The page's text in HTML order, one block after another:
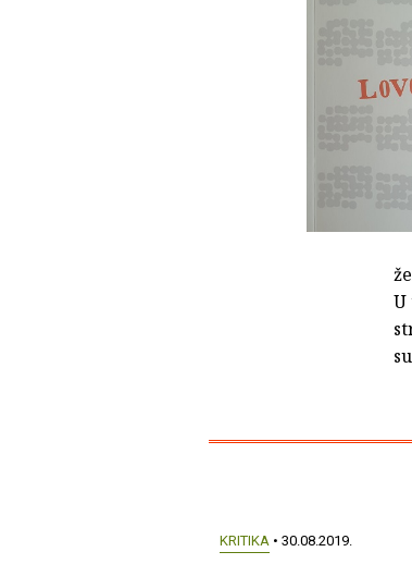
U
KRITIKA • 30.08.2019.